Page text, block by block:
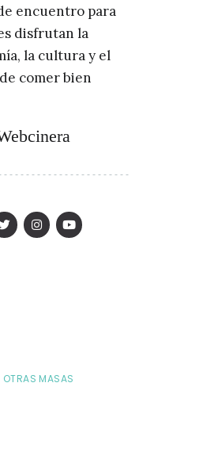
encuentro para
disfrutan la
la cultura y el
comer bien
OTRAS MASAS